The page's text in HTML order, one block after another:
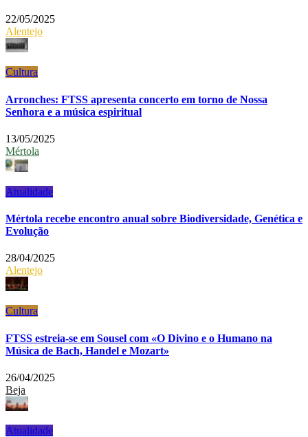
22/05/2025
Alentejo
Cultura
Arronches: FTSS apresenta concerto em torno de Nossa
Senhora e a música espiritual
13/05/2025
Mértola
Atualidade
Mértola recebe encontro anual sobre Biodiversidade, Genética e
Evolução
28/04/2025
Alentejo
Cultura
FTSS estreia-se em Sousel com «O Divino e o Humano na
Música de Bach, Handel e Mozart»
26/04/2025
Beja
Atualidade